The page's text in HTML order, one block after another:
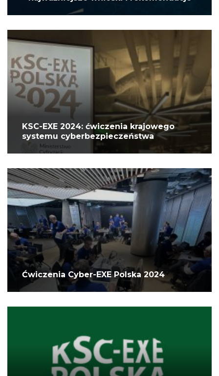
KSC-EXE 2024: ćwiczenia krajowego
systemu cyberbezpieczeństwa
Ćwiczenia Cyber-EXE Polska 2024